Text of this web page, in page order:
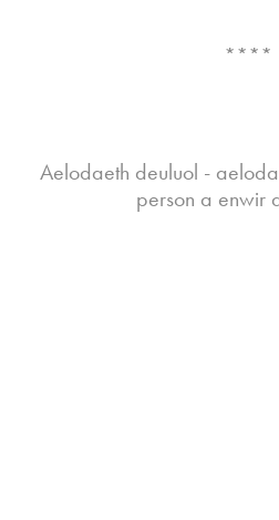
****
Aelodaeth deuluol -
person a enwir